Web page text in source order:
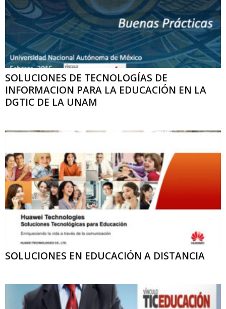
SOLUCIONES DE TECNOLOGÍAS DE
INFORMACION PARA LA EDUCACIÓN EN LA
DGTIC DE LA UNAM
SOLUCIONES EN EDUCACIÓN A DISTANCIA